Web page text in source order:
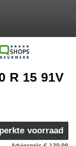
R 15 91V
voorraad